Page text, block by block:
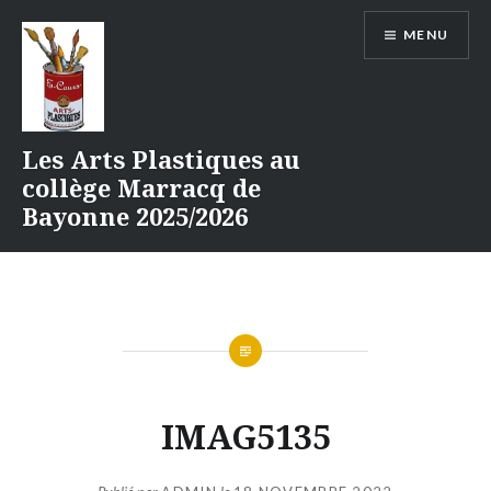
contenu
Les Arts Plastiques au
collège Marracq de
Bayonne 2025/2026
MENU
IMAG5135